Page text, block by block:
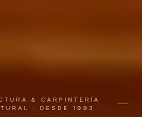
& CARPINTERÍA
· DESDE 1993